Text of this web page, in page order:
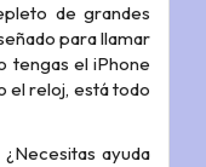
de grandes
para llamar
tengas el iPhone
el reloj, está todo
¿Necesitas ayuda